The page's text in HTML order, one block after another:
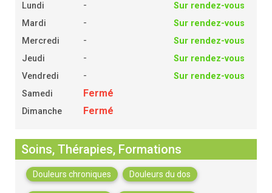
Lundi -
Sur rendez-vous
Mardi
-
Sur rendez-vous
Mercredi
-
Sur rendez-vous
Jeudi
-
Sur rendez-vous
Vendredi
-
Sur rendez-vous
Samedi
Fermé
Dimanche Fermé
Soins, Thérapies, Formations
Douleurs chroniques Douleurs du dos